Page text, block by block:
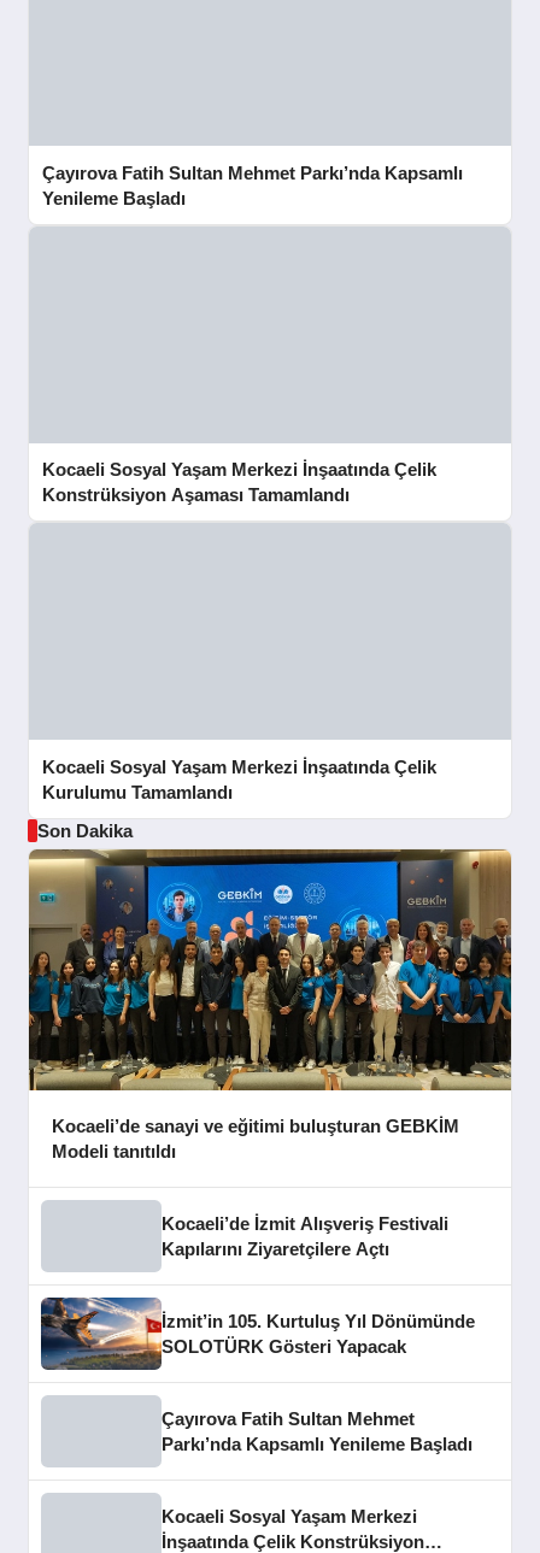
Çayırova Fatih Sultan Mehmet Parkı’nda Kapsamlı
Yenileme Başladı
Kocaeli Sosyal Yaşam Merkezi İnşaatında Çelik
Konstrüksiyon Aşaması Tamamlandı
Kocaeli Sosyal Yaşam Merkezi İnşaatında Çelik
Kurulumu Tamamlandı
Son Dakika
Kocaeli’de sanayi ve eğitimi buluşturan GEBKİM
Modeli tanıtıldı
Kocaeli’de İzmit Alışveriş Festivali
Kapılarını Ziyaretçilere Açtı
İzmit’in 105. Kurtuluş Yıl Dönümünde
SOLOTÜRK Gösteri Yapacak
Çayırova Fatih Sultan Mehmet
Parkı’nda Kapsamlı Yenileme Başladı
Kocaeli Sosyal Yaşam Merkezi
İnşaatında Çelik Konstrüksiyon